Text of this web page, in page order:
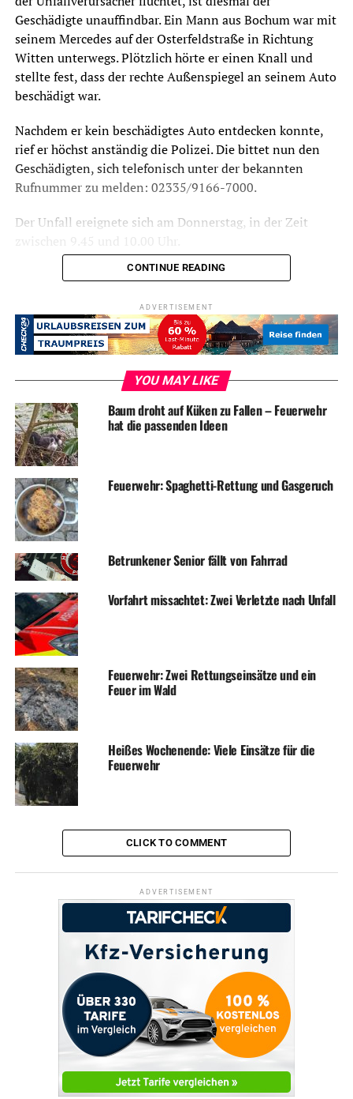
Geschädigte unauffindbar. Ein Mann aus Bochum war mit
seinem Mercedes auf der Osterfeldstraße in Richtung
Witten unterwegs. Plötzlich hörte er einen Knall und
stellte fest, dass der rechte Außenspiegel an seinem Auto
beschädigt war.
Nachdem er kein beschädigtes Auto entdecken konnte,
rief er höchst anständig die Polizei. Die bittet nun den
Geschädigten, sich telefonisch unter der bekannten
Rufnummer zu melden: 02335/9166-7000.
Der Unfall ereignete sich am Donnerstag, in der Zeit
Symbolfoto / Archiv
RELATED TOPICS:
UP NEXT
Zehn Fußballteams kicken beim Inklusions-Turnier
DON'T MISS
Bus hinterlässt kilometerlange Ölspur
CONTINUE READING
ADVERTISEMENT
YOU MAY LIKE
Baum droht auf Küken zu Fallen – Feuerwehr
hat die passenden Ideen
Feuerwehr: Spaghetti-Rettung und Gasgeruch
Betrunkener Senior fällt von Fahrrad
Vorfahrt missachtet: Zwei Verletzte nach Unfall
Feuerwehr: Zwei Rettungseinsätze und ein
Feuer im Wald
Heißes Wochenende: Viele Einsätze für die
Feuerwehr
CLICK TO COMMENT
ADVERTISEMENT